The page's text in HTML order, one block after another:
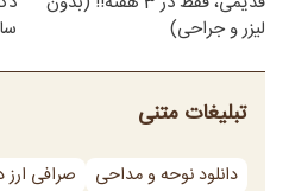
لیزر و جراحی)
تبلیغات متنی
دانلود نوحه و مداحی صرافی ارز